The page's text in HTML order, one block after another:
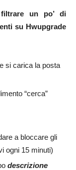
un po’ di
su Hwupgrade
si carica la posta
“cerca”
a bloccare gli
ogni 15 minuti)
descrizione